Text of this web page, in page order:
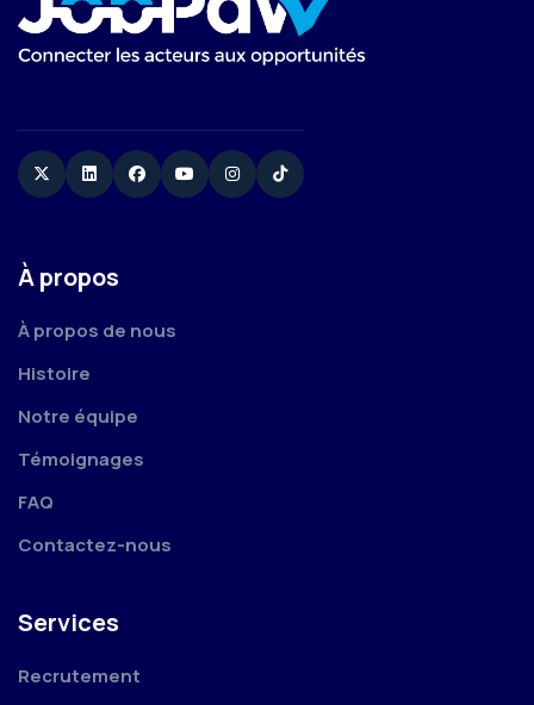
TwitterLinkedinFacebookYouTubeInstagram
TikTok
À propos
À propos de nous
Histoire
Notre équipe
Témoignages
FAQ
Contactez-nous
Services
Recrutement